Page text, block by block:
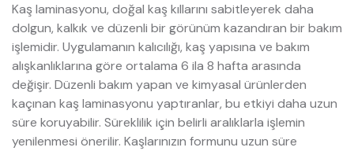
Kaş laminasyonu, doğal kaş kıllarını sabitleyerek daha
dolgun, kalkık ve düzenli bir görünüm kazandıran bir bakım
işlemidir. Uygulamanın kalıcılığı, kaş yapısına ve bakım
alışkanlıklarına göre ortalama 6 ila 8 hafta arasında
değişir. Düzenli bakım yapan ve kimyasal ürünlerden
kaçınan kaş laminasyonu yaptıranlar, bu etkiyi daha uzun
süre koruyabilir. Süreklilik için belirli aralıklarla işlemin
yenilenmesi önerilir. Kaşlarınızın formunu uzun süre